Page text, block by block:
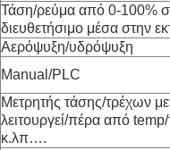
Τάση/ρεύμα από 0-100%
διευθετήσιμο μέσα στην
Αερόψυξη/υδρόψυξη
Manual/PLC
Μετρητής τάσης/τρέχων
λειτουργεί/πέρα από
κ.λπ….